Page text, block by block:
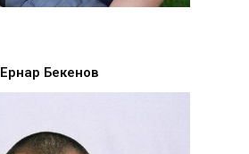
Ернар Бекенов